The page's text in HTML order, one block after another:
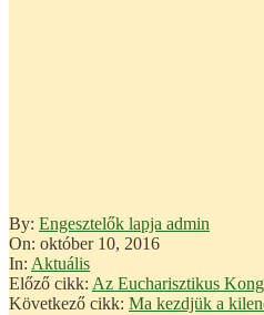
2016-
10-
10
By: Engesztelők lapja admin
On: október 10, 2016
In: Aktuális
Előző cikk: Az Eucharisztikus
Következő cikk: Ma kezdjük a